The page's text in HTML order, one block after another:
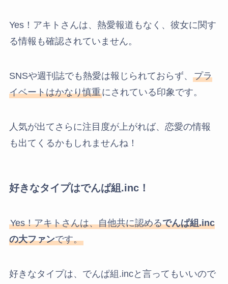
Yes！アキトさんは、熱愛報道もなく、彼女に関す
る情報も確認されていません。
SNSや週刊誌でも熱愛は報じられておらず、 プラ
イベートはかなり慎重にされている印象です。
人気が出てさらに注目度が上がれば、恋愛の情報
も出てくるかもしれませんね！
好きなタイプはでんぱ組.inc！
Yes！アキトさんは、自他共に認めるでんぱ組.inc
の大ファンです。
好きなタイプは、でんぱ組.incと言ってもいいので